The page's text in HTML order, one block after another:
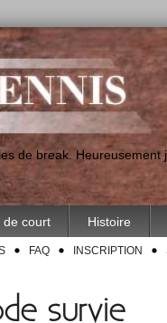
de break.
de court Histoire
FAQ INSCRIPTION
survie